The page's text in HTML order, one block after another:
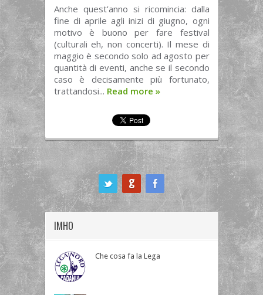
Anche quest’anno si ricomincia: dalla
fine di aprile agli inizi di giugno, ogni
motivo è buono per fare festival
(culturali eh, non concerti). Il mese di
maggio è secondo solo ad agosto per
quantità di eventi, anche se il secondo
caso è decisamente più fortunato,
trattandosi... Read more »
IMHO
Che cosa fa la Lega